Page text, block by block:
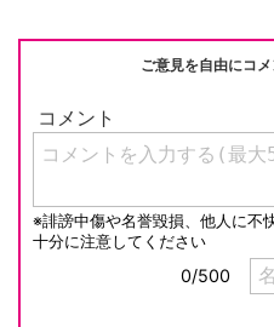
ご意見を自由にコ